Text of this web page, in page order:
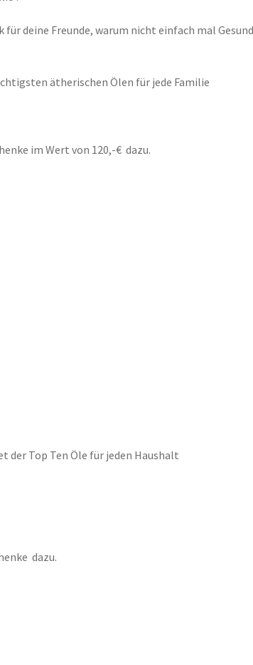
deine Freunde, warum nicht einfach mal
ätherischen Ölen für jede Familie
im Wert von 120,-€ dazu.
der Top Ten Öle für jeden Haushalt
dazu.